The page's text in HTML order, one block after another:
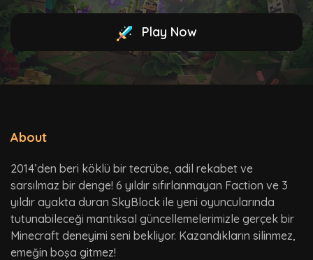
Play Now
About
2014’den beri köklü bir tecrübe, adil rekabet ve
sarsılmaz bir denge! 6 yıldır sıfırlanmayan Faction ve 3
yıldır ayakta duran SkyBlock ile yeni oyuncularında
tutunabileceği mantıksal güncellemelerimizle gerçek bir
Minecraft deneyimi seni bekliyor. Kazandıkların silinmez,
emeğin boşa gitmez!